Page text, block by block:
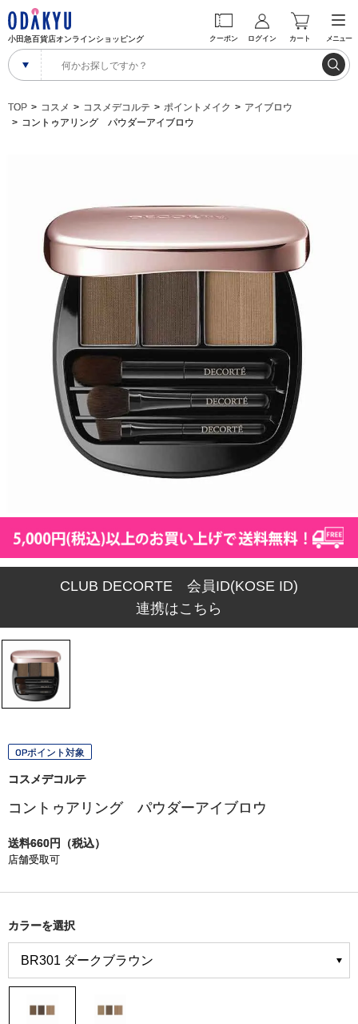
小田急百貨店オンラインショッピング クーポン ログイン カート メニュー
TOP コスメ コスメデコルテ ポイントメイク
アイブロウ
コントゥアリング パウダーアイブロウ
CLUB DECORTE 会員ID(KOSE ID)
連携はこちら
OPポイント対象
コスメデコルテ
コントゥアリング パウダーアイブロウ
送料660円（税込）
店舗受取可
カラーを選択